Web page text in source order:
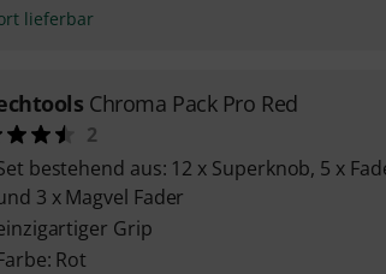
lieferbar
Chroma Pack Pro Red
2
bestehend aus: 12 x Superknob, 5 x
3 x Magvel Fader
Grip
Rot